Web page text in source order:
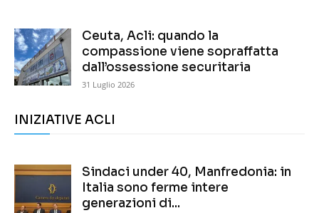
Ceuta, Acli: quando la
compassione viene sopraffatta
dall’ossessione securitaria
31 Luglio 2026
INIZIATIVE ACLI
Sindaci under 40, Manfredonia: in
Italia sono ferme intere
generazioni di...